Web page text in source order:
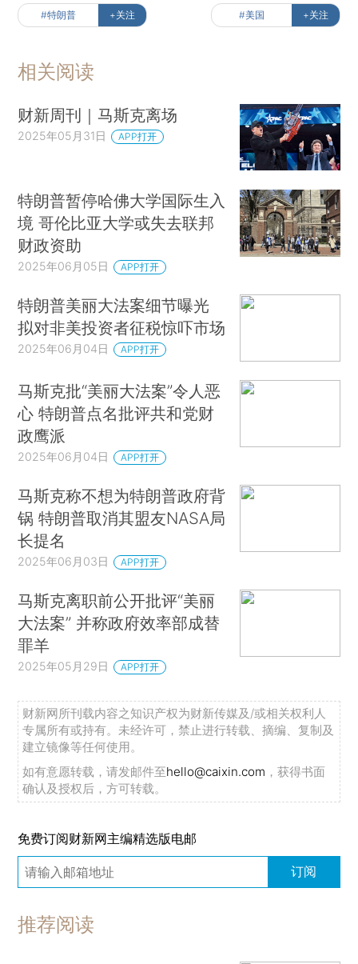
[财新双语通产品，是为有双语需求读者专门订制的
#特朗普 +关注 #美国 +关注
相关阅读
财新周刊｜马斯克离场
2025年05月31日 APP打开
特朗普暂停哈佛大学国际生入
境 哥伦比亚大学或失去联邦
财政资助
特朗普美丽大法案细节曝光
拟对非美投资者征税惊吓市场
2025年06月04日
马斯克批“美丽大法案”令人恶
心 特朗普点名批评共和党财
政鹰派
2025年06月04日 APP打开
马斯克称不想为特朗普政府背
锅 特朗普取消其盟友NASA局
长提名
2025年06月03日 APP打开
马斯克离职前公开批评“美丽
罪羊
2025年05月29日
财新网所刊载内容之知识产权为财新传媒及/或相关权利人
专属所有或持有。未经许可，禁止进行转载、摘编、复制及